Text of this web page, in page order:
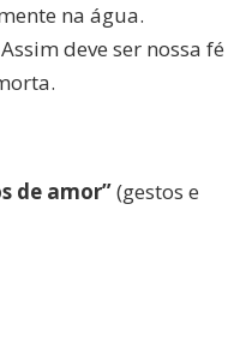
na água.
deve ser nossa fé
de amor”(gestos e